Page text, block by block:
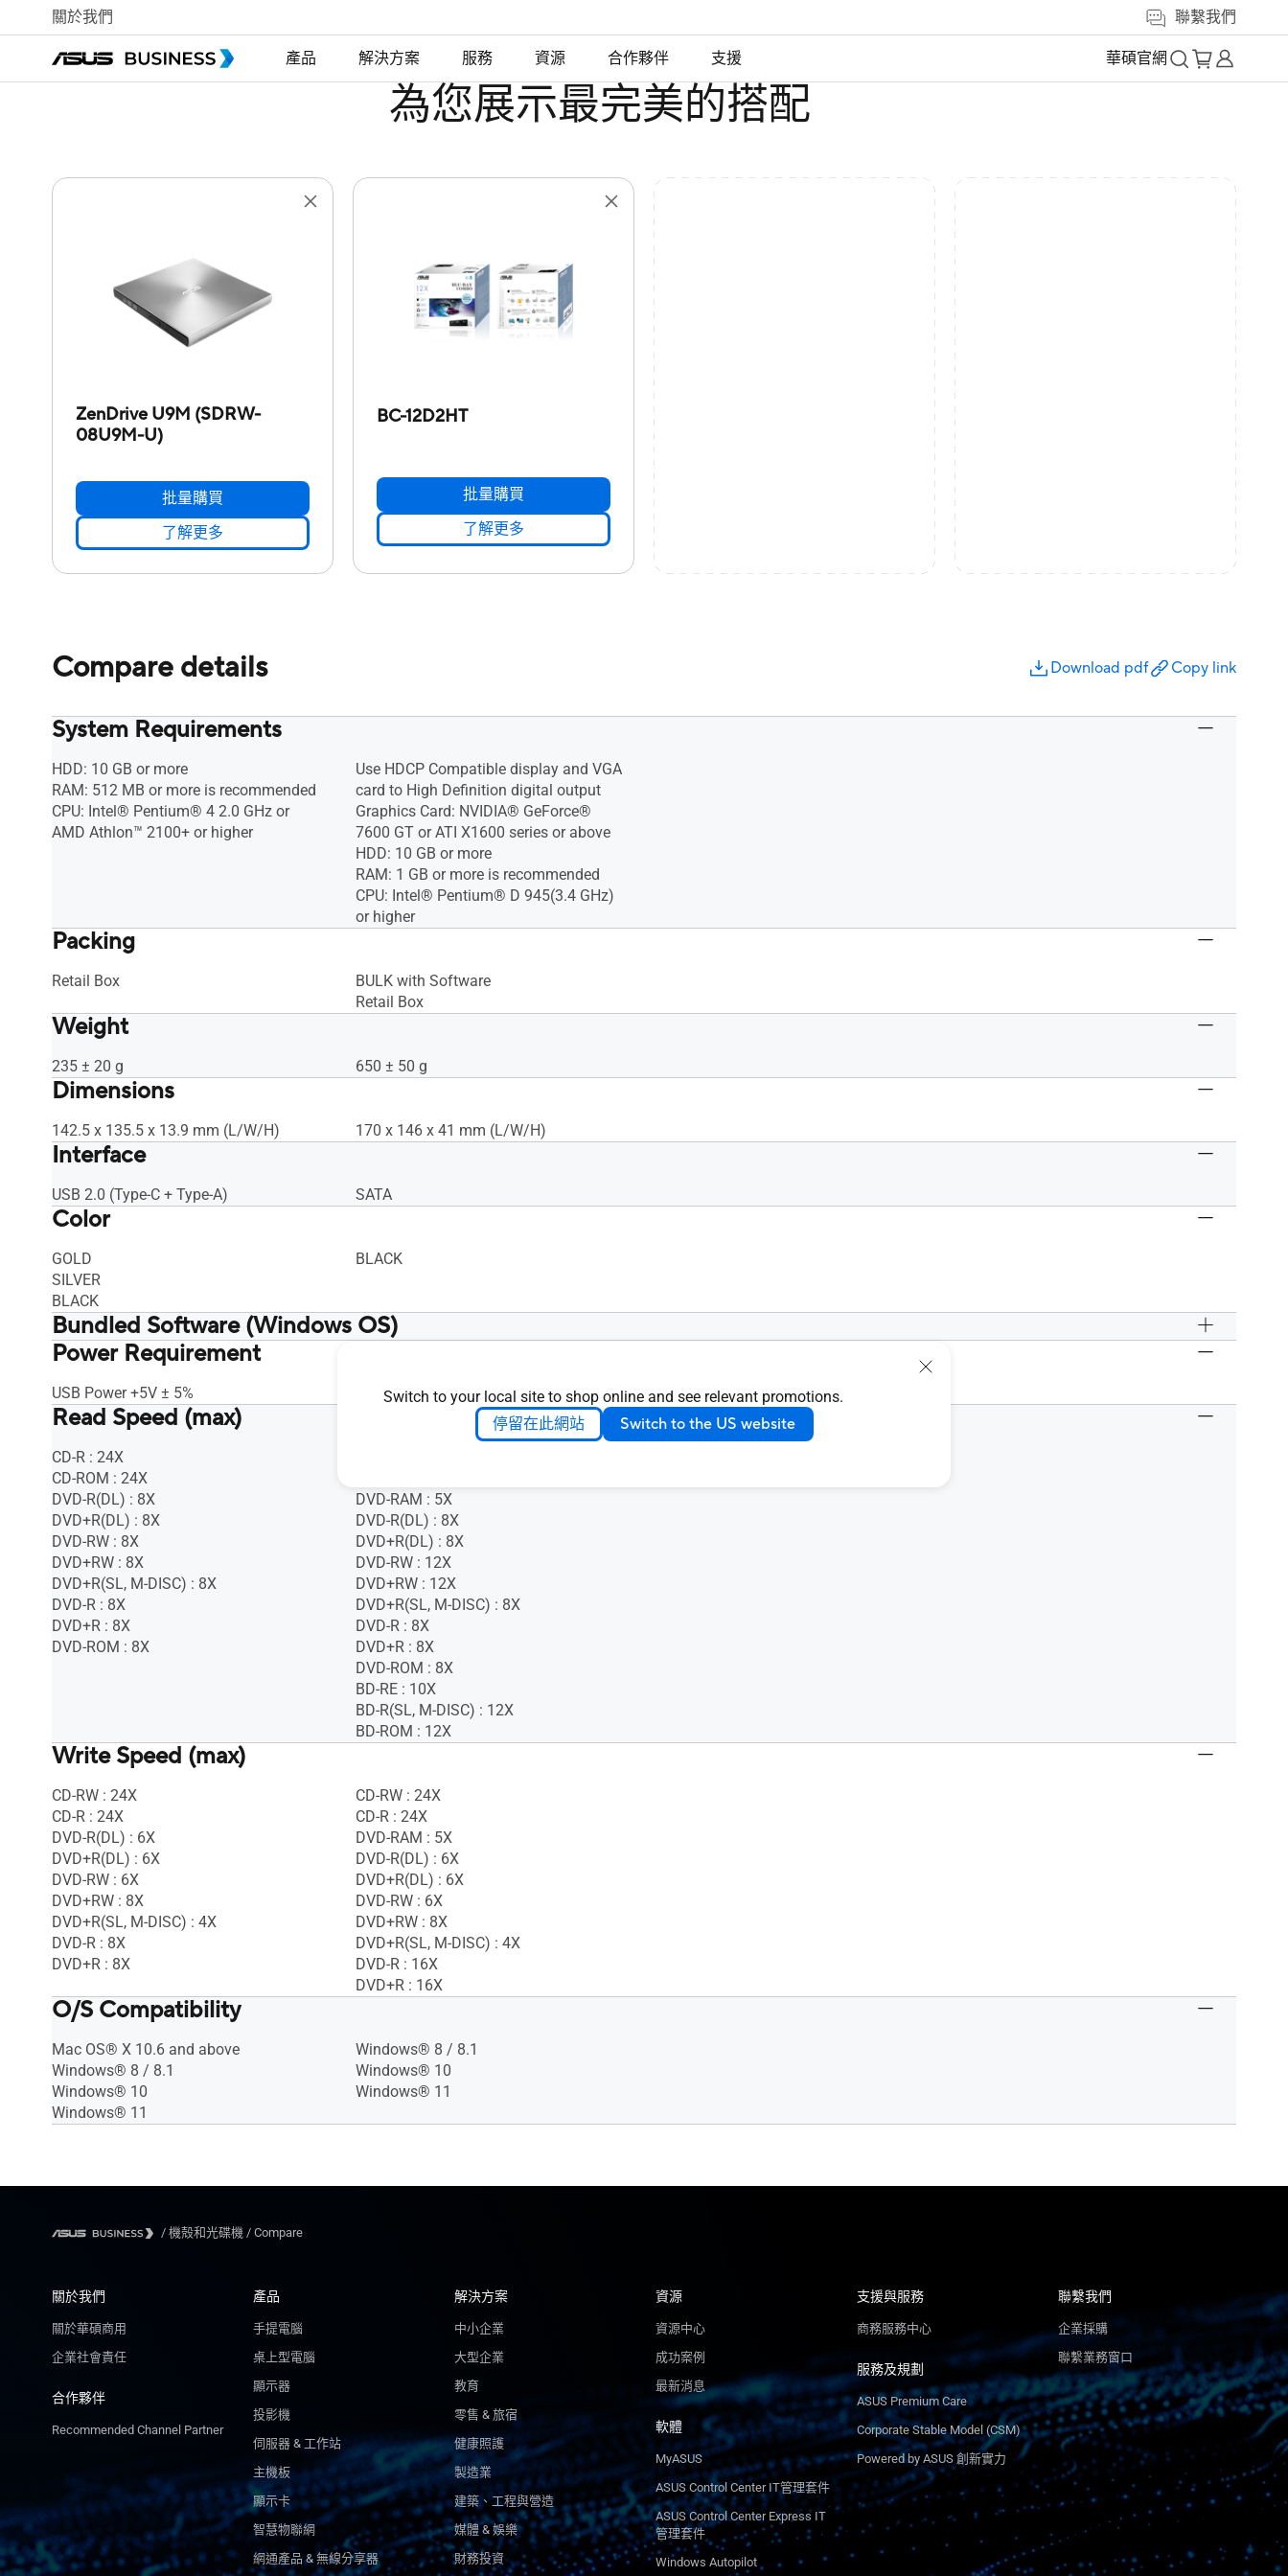
Switch to your local site to shop online and see relevant promotions.
停留在此網站 Switch to the US website
關於我們 聯繫我們
產品 解決方案 服務 資源 合作夥伴 支援 華碩官網
為您展示最完美的搭配
ZenDrive U9M (SDRW-
08U9M-U)
批量購買
了解更多
BC-12D2HT
批量購買
了解更多
Compare details Download pdf Copy link
System Requirements
HDD: 10 GB or more
RAM: 512 MB or more is recommended
CPU: Intel® Pentium® 4 2.0 GHz or
AMD Athlon™ 2100+ or higher
Use HDCP Compatible display and VGA
card to High Definition digital output
Graphics Card: NVIDIA® GeForce®
7600 GT or ATI X1600 series or above
HDD: 10 GB or more
RAM: 1 GB or more is recommended
CPU: Intel® Pentium® D 945(3.4 GHz)
or higher
Packing
Retail Box
BULK with Software
Retail Box
Weight
235 ± 20 g 650 ± 50 g
Dimensions
142.5 x 135.5 x 13.9 mm (L/W/H) 170 x 146 x 41 mm (L/W/H)
Interface
USB 2.0 (Type-C + Type-A) SATA
Color
GOLD
SILVER
BLACK
BLACK
Bundled Software (Windows OS)
E-Green
CyberLink PowerBackup 2.6
CyberLink Power2Go 8
CyberLink PowerBackup 2.6
CyberLink Power2Go 8
Power Requirement
USB Power +5V ± 5% DC+5V ±2.5%，DC+12V ±3%
Read Speed (max)
CD-R : 24X
CD-ROM : 24X
DVD-R(DL) : 8X
DVD+R(DL) : 8X
DVD-RW : 8X
DVD+RW : 8X
DVD+R(SL, M-DISC) : 8X
DVD-R : 8X
DVD+R : 8X
DVD-ROM : 8X
DVD-RAM : 5X
DVD-R(DL) : 8X
DVD+R(DL) : 8X
DVD-RW : 12X
DVD+RW : 12X
DVD+R(SL, M-DISC) : 8X
DVD-R : 8X
DVD+R : 8X
DVD-ROM : 8X
BD-RE : 10X
BD-R(SL, M-DISC) : 12X
BD-ROM : 12X
Write Speed (max)
CD-RW : 24X
CD-R : 24X
DVD-R(DL) : 6X
DVD+R(DL) : 6X
DVD-RW : 6X
DVD+RW : 8X
DVD+R(SL, M-DISC) : 4X
DVD-R : 8X
DVD+R : 8X
CD-RW : 24X
CD-R : 24X
DVD-RAM : 5X
DVD-R(DL) : 6X
DVD+R(DL) : 6X
DVD-RW : 6X
DVD+RW : 8X
DVD+R(SL, M-DISC) : 4X
DVD-R : 16X
DVD+R : 16X
O/S Compatibility
Mac OS® X 10.6 and above
Windows® 8 / 8.1
Windows® 10
Windows® 11
Windows® 8 / 8.1
Windows® 10
Windows® 11
/ 機殻和光碟機 / Compare
關於我們
關於華碩商用
企業社會責任
合作夥伴
Recommended Channel Partner
產品
手提電腦
桌上型電腦
顯示器
投影機
伺服器 & 工作站
主機板
顯示卡
智慧物聯網
網通產品 & 無線分享器
解決方案
中小企業
大型企業
教育
零售 & 旅宿
健康照護
製造業
建築、工程與營造
媒體 & 娛樂
財務投資
資源
資源中心
成功案例
最新消息
軟體
MyASUS
ASUS Control Center IT管理套件
ASUS Control Center Express IT
管理套件
Windows Autopilot
支援與服務
商務服務中心
服務及規劃
ASUS Premium Care
Corporate Stable Model (CSM)
Powered by ASUS 創新實力
聯繫我們
企業採購
聯繫業務窗口